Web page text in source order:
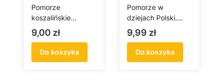
Pomorze
koszalińskie
(antykwariat)
Cena
9,00 zł
Do koszyka
Pomorze w
dziejach Polski.
Pomorze Gdańskie
nr 19
Cena
9,99 zł
Do koszyka